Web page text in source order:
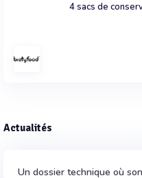
4 sacs de
Actualités
Un dossier technique où